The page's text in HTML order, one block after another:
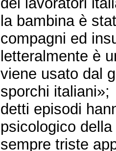
la bambina è
compagni ed
letteralmente è
viene usato dal
sporchi italiani»;
detti episodi
psicologico
sempre triste